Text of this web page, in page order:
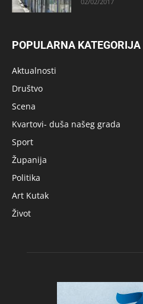
POPULARNA KATEGORIJA
Aktualnosti
Društvo
Scena
Kvartovi- duša našeg grada
Sport
Županija
Politika
Art Kutak
Život